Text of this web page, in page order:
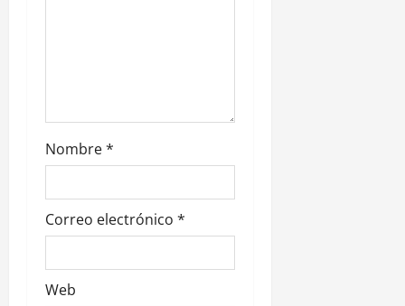
d
a
s
Nombre*
Correo electrónico *
Web